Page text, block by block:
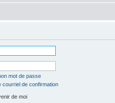
mot de passe
courriel de confirmation
de moi